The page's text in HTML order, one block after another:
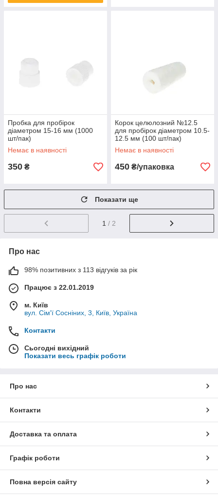
Пробка для пробірок
діаметром 15-16 мм (1000
шт/пак)
Немає в наявності
350 ₴
Корок целюлозний №12.5
для пробірок діаметром 10.5-
12.5 мм (100 шт/пак)
Немає в наявності
450 ₴/упаковка
Показати ще
1 / 2
Про нас
98% позитивних з 113 відгуків за рік
Працює з 22.01.2019
м. Київ
вул. Сім'ї Сосніних, 3, Київ, Україна
Контакти
Сьогодні вихідний
Показати весь графік роботи
Про нас
Контакти
Доставка та оплата
Графік роботи
Повна версія сайту